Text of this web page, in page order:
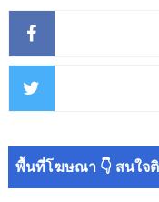
พื้นที่โฆษณา 👇 สนใจ